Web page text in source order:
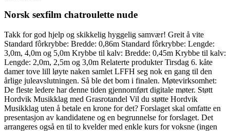
Norsk sexfilm chatroulette nude
Takk for god hjelp og skikkelig hyggelig samvær! Greit å vite
Standard fôrkrybbe: Bredde: 0,86m Standard fôrkrybbe: Lengde:
3,0m, 4,0m og 5,0m Krybbe til kalv: Bredde: 0,45m Krybbe til kalv:
Lengde: 2,0m, 2,5m og 3,0m Relaterte produkter Tirsdag 6. kåte
damer tove lill løyte naken samlet LFFH seg nok en gang til den
årlige juleavslutningen. Så ble det bom i finalen. Møtevirksomhet:
De fleste ledere har denne tiden gjennomført digitale møter. Støtt
Hordvik Musikklag med Grasrotandel Vil du støtte Hordvik
Musikklag uten å betale en krone for det? Forslaget skal omfatte en
presentasjon av kandidatene og en begrunnelse for forslaget. Det
arrangeres også en til to kvelder med enkle kurs for voksne (ingen